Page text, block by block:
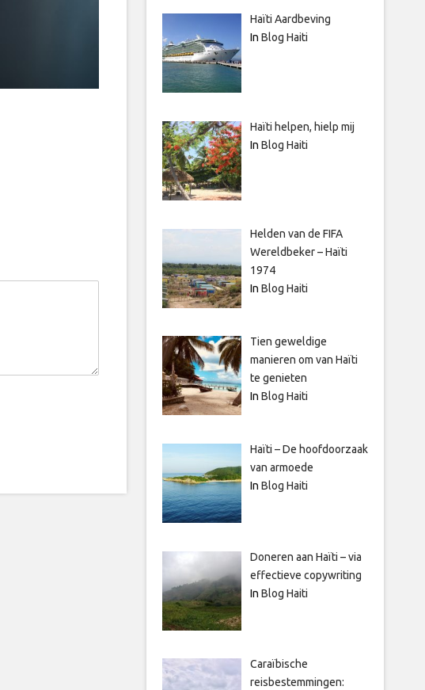
Haïti Aardbeving
In Blog Haiti
Haïti helpen, hielp mij
In Blog Haiti
Helden van de FIFA
Wereldbeker – Haïti
1974
In Blog Haiti
Tien geweldige
manieren om van Haïti
te genieten
In Blog Haiti
Haïti – De hoofdoorzaak
van armoede
In Blog Haiti
Doneren aan Haïti – via
effectieve copywriting
In Blog Haiti
Caraïbische
reisbestemmingen: